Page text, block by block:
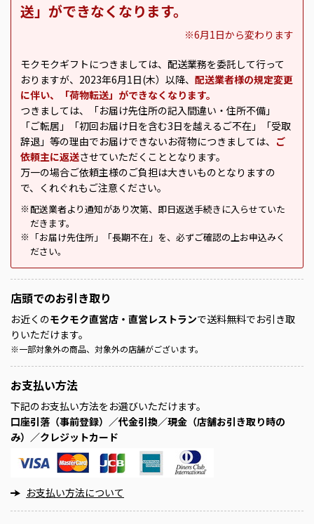
送」ができなくなります。
※6月1日から変わります
モクモクギフトにつきましては、配送業務を委託して行って
おりますが、2023年6月1日(木）以降、 配送業者様の規定変更
に伴い、「荷物転送」ができなくなります。
つきましては、「お届け先住所の記入間違い・住所不備」
「ご転居」「初回お届け日を含む3日を越えるご不在」「受取
辞退」等の理由でお届けできないお荷物につきましては、 ご
依頼主に返送させていただくこととなります。
万一の場合ご依頼主様のご負担は大きいものとなりますの
で、くれぐれもご注意ください。
※ 配送業者より通知があり次第、即日返送手続きに入らせていた
だきます。
※
「お届け先住所」「長期不在」を、必ずご確認の上お申込みく
ださい。
店頭でのお引き取り
お近くのモクモク直営店・直営レストランで送料無料でお引き取
りいただけます。
※一部対象外の商品、対象外の店舗がございます。
お支払い方法
下記のお支払い方法をお選びいただけます。
口座引落（事前登録）／代金引換／現金（店舗お引き取り時の
み）／クレジットカード
お支払い方法について